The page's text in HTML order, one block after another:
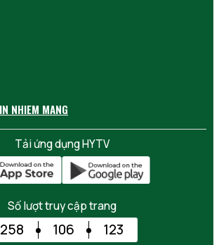
Tải ứng dụng HYTV
Số lượt truy cập trang
258 106 123